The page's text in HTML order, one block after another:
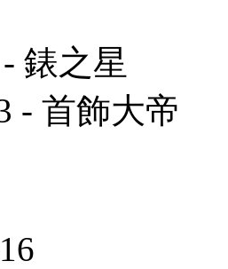
錶之星
- 首飾大帝